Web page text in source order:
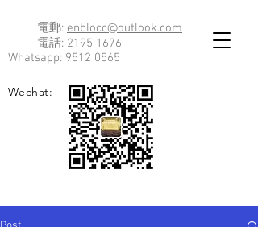
電郵: enblocc@outlook.com
電話: 2195 1676
Whatsapp: 9512 0565
Wechat: